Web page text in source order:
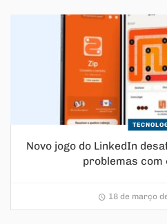
Novo jogo do LinkedIn
problemas com
18 de março